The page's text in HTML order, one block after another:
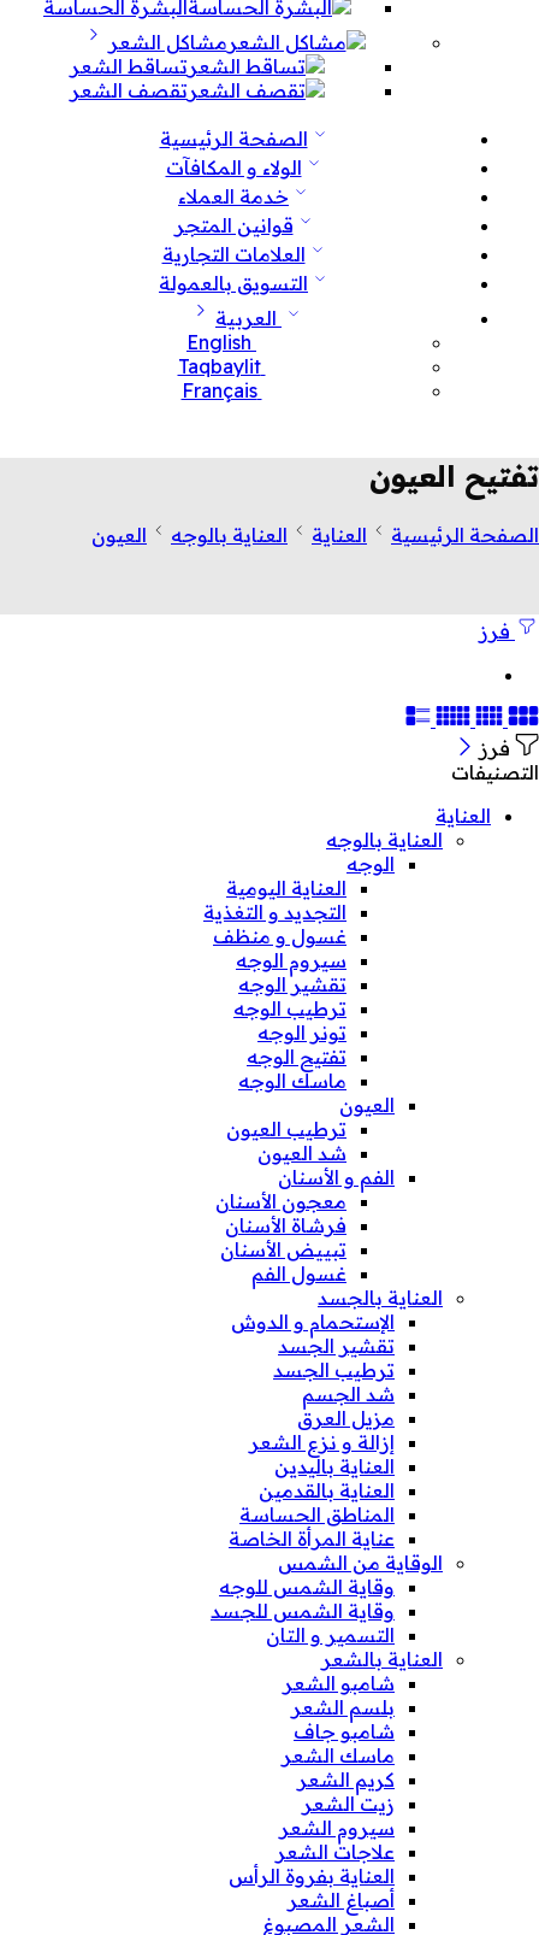
البشرة الحساسة
مشاكل الشعر
تساقط الشعر
تقصف الشعر
الصفحة الرئيسية
الولاء و المكافآت
خدمة العملاء
قوانين المتجر
العلامات التجارية
التسويق بالعمولة
العربية
English
Taqbaylit
Français
تفتيح العيون
الصفحة الرئيسية العناية العناية بالوجه العيون
فرز
فرز
التصنيفات
العناية
العناية بالوجه
الوجه
العناية اليومية
التجديد و التغذية
غسول و منظف
سيروم الوجه
تقشير الوجه
ترطيب الوجه
تونر الوجه
تفتيح الوجه
ماسك الوجه
العيون
ترطيب العيون
شد العيون
الفم و الأسنان
معجون الأسنان
فرشاة الأسنان
تبييض الأسنان
غسول الفم
العناية بالجسد
الإستحمام و الدوش
تقشير الجسد
ترطيب الجسد
شد الجسم
مزيل العرق
إزالة و نزع الشعر
العناية باليدين
العناية بالقدمين
المناطق الحساسة
عناية المرأة الخاصة
الوقاية من الشمس
وقاية الشمس للوجه
وقاية الشمس للجسد
التسمير و التان
العناية بالشعر
شامبو الشعر
بلسم الشعر
شامبو جاف
ماسك الشعر
كريم الشعر
زيت الشعر
سيروم الشعر
علاجات الشعر
العناية بفروة الرأس
أصباغ الشعر
الشعر المصبوغ